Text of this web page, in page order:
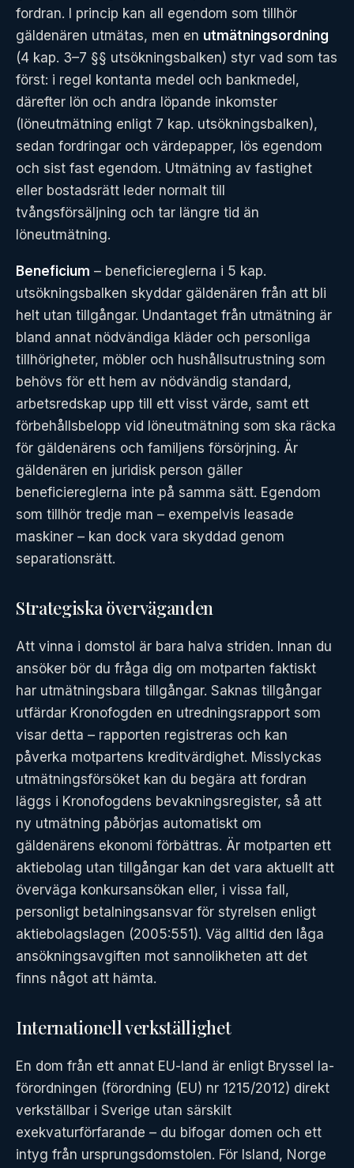
fordran. I princip kan all egendom som tillhör
gäldenären utmätas, men en utmätningsordning
(4 kap. 3–7 §§ utsökningsbalken) styr vad som tas
först: i regel kontanta medel och bankmedel,
därefter lön och andra löpande inkomster
(löneutmätning enligt 7 kap. utsökningsbalken),
sedan fordringar och värdepapper, lös egendom
och sist fast egendom. Utmätning av fastighet
eller bostadsrätt leder normalt till
tvångsförsäljning och tar längre tid än
löneutmätning.
Beneficium – beneficiereglerna i 5 kap.
utsökningsbalken skyddar gäldenären från att bli
helt utan tillgångar. Undantaget från utmätning är
bland annat nödvändiga kläder och personliga
tillhörigheter, möbler och hushållsutrustning som
behövs för ett hem av nödvändig standard,
arbetsredskap upp till ett visst värde, samt ett
förbehållsbelopp vid löneutmätning som ska räcka
för gäldenärens och familjens försörjning. Är
gäldenären en juridisk person gäller
beneficiereglerna inte på samma sätt. Egendom
som tillhör tredje man – exempelvis leasade
maskiner – kan dock vara skyddad genom
separationsrätt.
Strategiska överväganden
Att vinna i domstol är bara halva striden. Innan du
ansöker bör du fråga dig om motparten faktiskt
har utmätningsbara tillgångar. Saknas tillgångar
utfärdar Kronofogden en utredningsrapport som
visar detta – rapporten registreras och kan
påverka motpartens kreditvärdighet. Misslyckas
utmätningsförsöket kan du begära att fordran
läggs i Kronofogdens bevakningsregister, så att
ny utmätning påbörjas automatiskt om
gäldenärens ekonomi förbättras. Är motparten ett
aktiebolag utan tillgångar kan det vara aktuellt att
överväga konkursansökan eller, i vissa fall,
personligt betalningsansvar för styrelsen enligt
aktiebolagslagen (2005:551). Väg alltid den låga
ansökningsavgiften mot sannolikheten att det
finns något att hämta.
Internationell verkställighet
En dom från ett annat EU-land är enligt Bryssel Ia-
förordningen (förordning (EU) nr 1215/2012) direkt
verkställbar i Sverige utan särskilt
exekvaturförfarande – du bifogar domen och ett
intyg från ursprungsdomstolen. För Island, Norge